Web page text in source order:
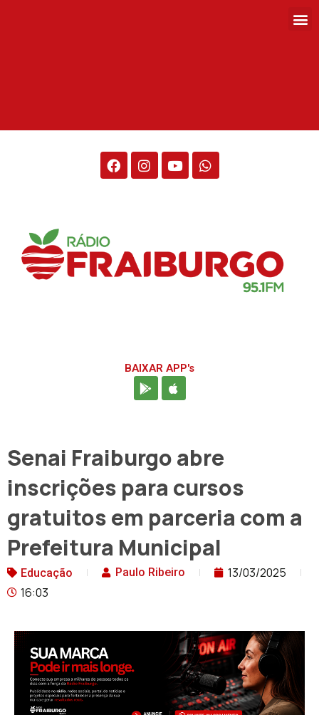
BAIXAR APP's
Senai Fraiburgo abre
inscrições para cursos
gratuitos em parceria com a
Prefeitura Municipal
Educação Paulo Ribeiro
13/03/2025
16:03